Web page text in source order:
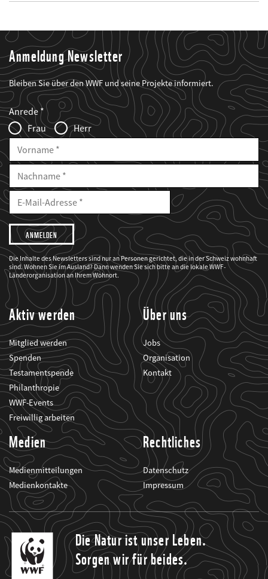
Anmeldung Newsletter
Bleiben Sie über den WWF und seine Projekte informiert.
Web2Case
Infofelder
Fieldset
anrede_name
Anrede
Frau
Herr
Vorname
Nachname
E-
Mailadresse
E-
Adresse
Ich
möchte,
dass
der
WWF
mich
über
seine
Projekte
informiert.
Die Inhalte des Newsletters sind nur an Personen gerichtet, die in der Schweiz wohnhaft
sind. Wohnen Sie im Ausland? Dann wenden Sie sich bitte an die lokale WWF-
Länderorganisation an Ihrem Wohnort.
Aktiv werden
Mitglied werden
Spenden
Testamentspende
Philanthropie
WWF-Events
Freiwillig arbeiten
Über uns
Jobs
Organisation
Kontakt
Medien
Medienmitteilungen
Medienkontakte
Rechtliches
Datenschutz
Impressum
Die Natur ist unser Leben.
Sorgen wir für beides.